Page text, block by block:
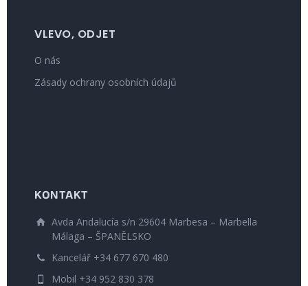
VLEVO, ODJET
O nás
Zásady ochrany osobních údajů
KONTAKT
Avda Andalucía s/n 29604 Marbesa – Marbella
Málaga – ŠPANĚLSKO
Kancelář +34 677 670 480
Mobil +34 952 830 378